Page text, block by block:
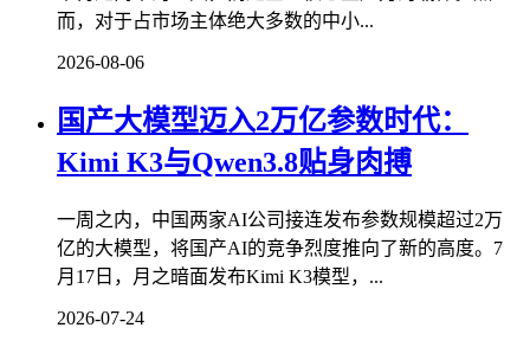
而，对于占市场主体绝大多数的中小...
2026-08-06
国产大模型迈入2万亿参数时代：
Kimi K3与Qwen3.8贴身肉搏
一周之内，中国两家AI公司接连发布参数规模超过2万
亿的大模型，将国产AI的竞争烈度推向了新的高度。7
月17日，月之暗面发布Kimi K3模型，...
2026-07-24